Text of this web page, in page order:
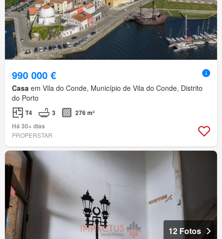
990 000 €
Casa em Vila do Conde, Município de Vila do Conde, Distrito
do Porto
T4 3
276 m²
Há 30+ dias
PROPERSTAR
12 Fotos